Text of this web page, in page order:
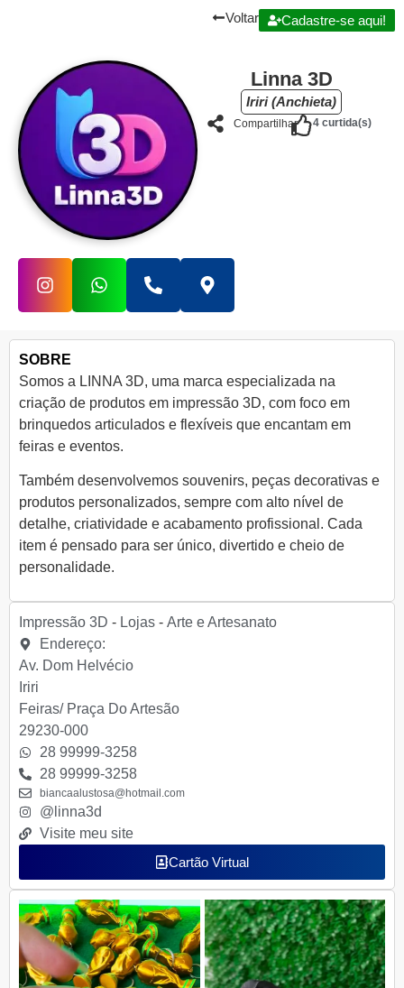
Cadastre-se aqui!
Voltar
Linna 3D
Iriri (Anchieta)
Compartilhar 4 curtida(s)
SOBRE
Somos a LINNA 3D, uma marca especializada na
criação de produtos em impressão 3D, com foco em
brinquedos articulados e flexíveis que encantam em
feiras e eventos.
Também desenvolvemos souvenirs, peças decorativas e
produtos personalizados, sempre com alto nível de
detalhe, criatividade e acabamento profissional. Cada
item é pensado para ser único, divertido e cheio de
personalidade.
Impressão 3D - Lojas - Arte e Artesanato
Endereço:
Av. Dom Helvécio
Iriri
Feiras/ Praça Do Artesão
29230-000
28 99999-3258
28 99999-3258
biancaalustosa@hotmail.com
@linna3d
Visite meu site
Cartão Virtual